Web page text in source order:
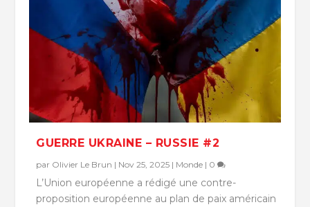
GUERRE UKRAINE – RUSSIE #2
par Olivier Le Brun | Nov 25, 2025 | Monde | 0
L’Union européenne a rédigé une contre-
proposition européenne au plan de paix américain